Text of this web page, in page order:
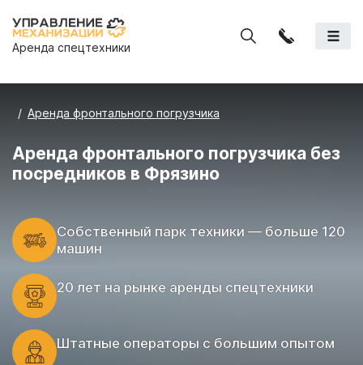
Аренда спецтехники
Аренда фронтального погрузчика
Аренда фронтального погрузчика без
посредников в Фрязино
Cобственный парк техники — больше 120
машин
20 лет на рынке аренды спецтехники
Штатные операторы с большим опытом